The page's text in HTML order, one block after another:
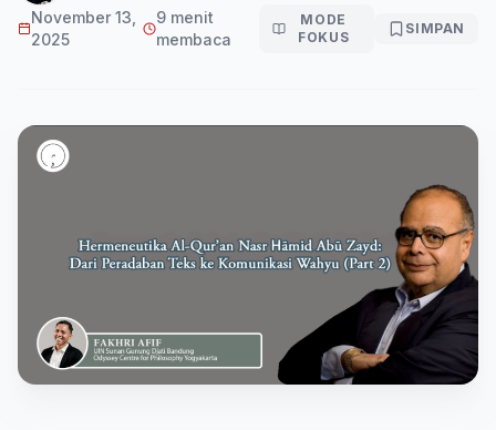
November 13,
2025
9 menit
membaca
MODE
FOKUS
SIMPAN